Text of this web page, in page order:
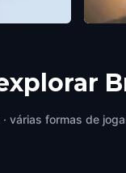
várias formas de